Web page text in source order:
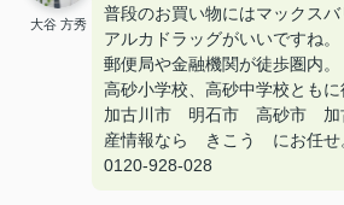
大谷 方秀
普段のお買い物にはマックスバ
アルカドラッグがいいですね。
郵便局や金融機関が徒歩圏内。
高砂小学校、高砂中学校ともに
加古川市 明石市 高砂市 加
産情報なら きこう にお任せ
0120-928-028